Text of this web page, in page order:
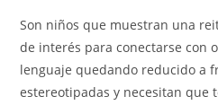
Son niños que muestran una
de interés para conectarse con
lenguaje quedando reducido a
estereotipadas y necesitan que